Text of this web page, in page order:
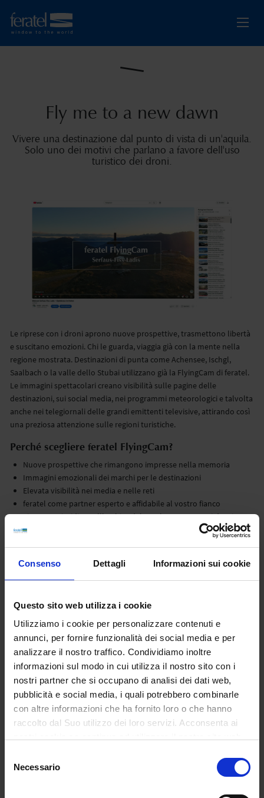
Consenso Dettagli Informazioni sui cookie
Questo sito web utilizza i cookie
Utilizziamo i cookie per personalizzare contenuti e
annunci, per fornire funzionalità dei social media e per
analizzare il nostro traffico. Condividiamo inoltre
informazioni sul modo in cui utilizza il nostro sito con i
nostri partner che si occupano di analisi dei dati web,
pubblicità e social media, i quali potrebbero combinarle
con altre informazioni che ha fornito loro o che hanno
raccolto dal Suo utilizzo dei loro servizi. Acconsenta ai
delNecessario
Fly me to a new dawn
Vivere una destinazione dal punto di vista di un'aquila.
Solo uno dei motivi che parlano a favore dell'uso
turistico dei droni.
Le riprese con i droni aprono nuove prospettive, trasmettono libertà
e suscitano emozioni. Chi le guarda, viaggia già con la mente nella
regione mostrata. Destinazioni di punta come Achensee, Ischgl,
Saalbach o la valle dello Stubai utilizzano già la FlyingCam di feratel.
Le immagini spettacolari creano visibilità sulle pagine delle
destinazioni, sui social media, nei programmi meteorologici e talvolta
anche nei telegiornali delle grandi emittenti televisive, attirando così
una preziosa attenzione sulle regioni turistiche.
Perché scegliere feratel FlyingCam?
Nuove prospettive che rimangono impresse nella memoria
Immagini emozionali dei marchi per le destinazioni
Elevata visibilità nei media e nelle reti
feratel come partner esperto e affidabile al vostro fianco
Sicurezza giuridica nell'ambito del regolamento UE sui droni
Rete di distribuzione imbattibile
FlyingCam attuali:
Achensee
Berchtesgaden
Filzmoos
Hopfgarten im Brixental
Innsbruck
Medebach
Tannheim
Zauchensee
Zell am See
Tutte le FlyingCam sono disponibili in qualsiasi momento su